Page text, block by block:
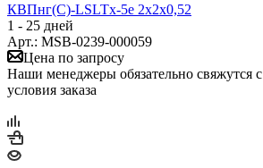
КВПнг(С)-LSLTx-5е 2х2х0,52
1 - 25 дней
Арт.: MSB-0239-000059
Цена по запросу
Наши менеджеры обязательно свяжутся
условия заказа